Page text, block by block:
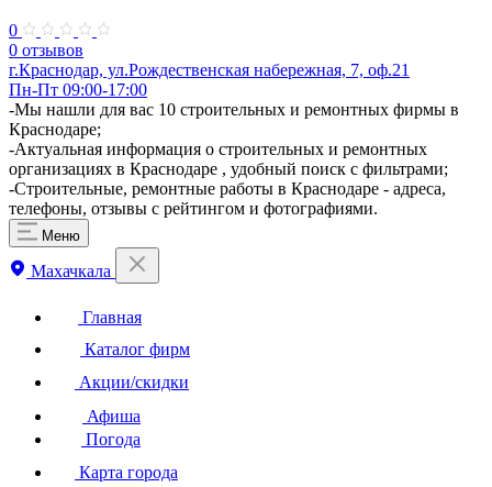
0
0 отзывов
г.Краснодар, ул.Рождественская набережная, 7, оф.21
Пн-Пт 09:00-17:00
-Мы нашли для вас 10 строительных и ремонтных фирмы в
Краснодаре;
-Актуальная информация о строительных и ремонтных
организациях в Краснодаре , удобный поиск с фильтрами;
-Строительные, ремонтные работы в Краснодаре - адреса,
телефоны, отзывы с рейтингом и фотографиями.
Меню
Махачкала
Главная
Каталог фирм
Акции/скидки
Афиша
Погода
Карта города